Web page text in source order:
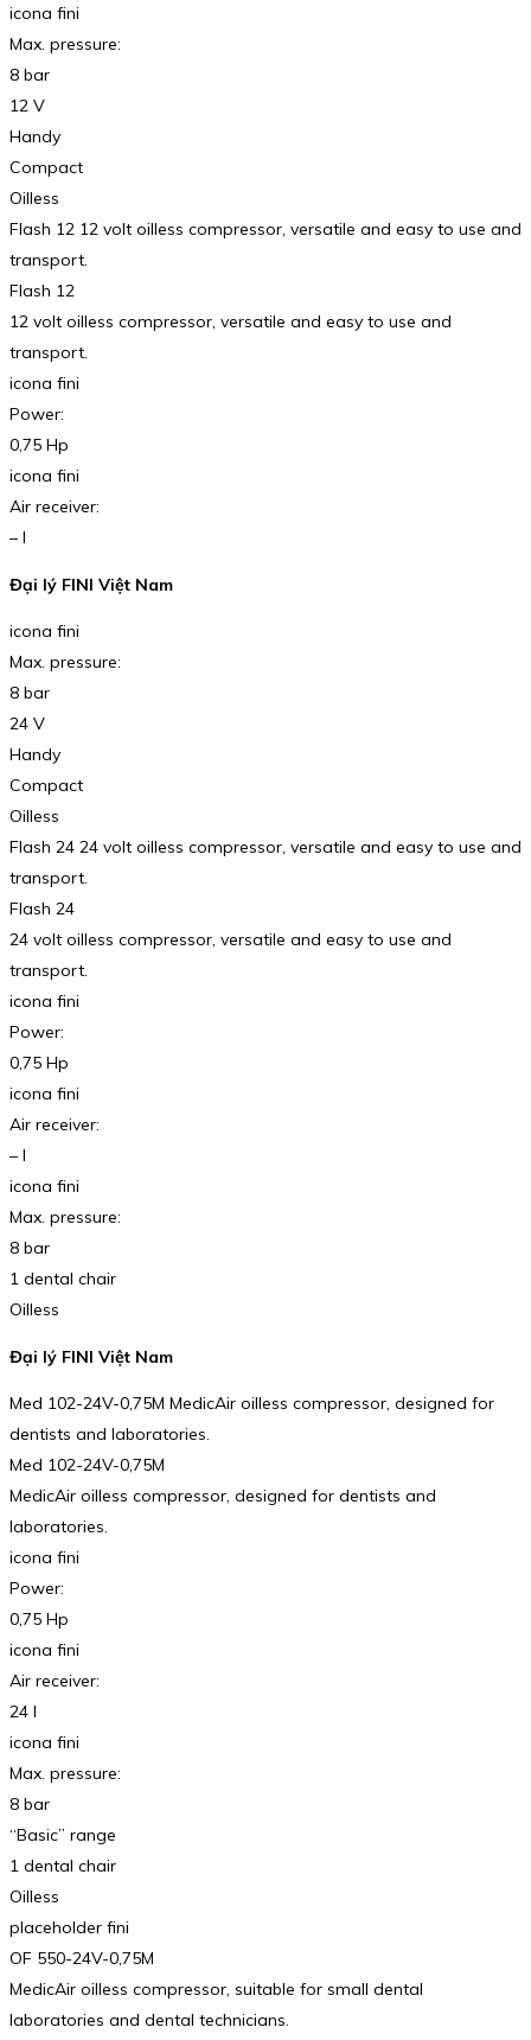
icona fini
Max. pressure:
8 bar
12 V
Handy
Compact
Oilless
Flash 12 12 volt oilless compressor, versatile and easy to use and
transport.
Flash 12
12 volt oilless compressor, versatile and easy to use and
transport.
icona fini
Power:
0,75 Hp
icona fini
Air receiver:
– l
Đại lý FINI Việt Nam
icona fini
Max. pressure:
8 bar
24 V
Handy
Compact
Oilless
Flash 24 24 volt oilless compressor, versatile and easy to use and
transport.
Flash 24
24 volt oilless compressor, versatile and easy to use and
transport.
icona fini
Power:
0,75 Hp
icona fini
Air receiver:
– l
icona fini
Max. pressure:
8 bar
1 dental chair
Oilless
Đại lý FINI Việt Nam
Med 102-24V-0,75M MedicAir oilless compressor, designed for
dentists and laboratories.
Med 102-24V-0,75M
MedicAir oilless compressor, designed for dentists and
laboratories.
icona fini
Power:
0,75 Hp
icona fini
Air receiver:
24 l
icona fini
Max. pressure:
8 bar
“Basic” range
1 dental chair
Oilless
placeholder fini
OF 550-24V-0,75M
MedicAir oilless compressor, suitable for small dental
laboratories and dental technicians.